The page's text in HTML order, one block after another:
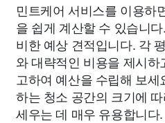
민트케어 서비스를 이용하
을 쉽게 계산할 수 있습니
비한 예상 견적입니다. 각
와 대략적인 비용을 제시
고하여 예산을 수립해 보
하는 청소 공간의 크기에
세우는 데 매우 유용합니다.